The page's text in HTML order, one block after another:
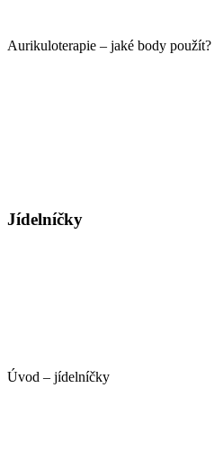
Aurikuloterapie – jaké body použít?
Jídelníčky
Úvod – jídelníčky